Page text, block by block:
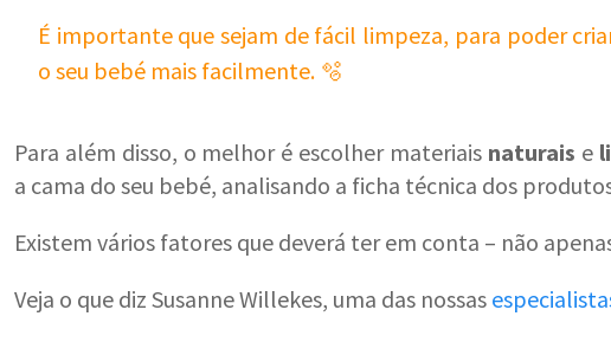
É importante que sejam de fácil limpeza, para poder
o seu bebé mais facilmente. 🫧
Para além disso, o melhor é escolher materiais naturais e
a cama do seu bebé, analisando a ficha técnica dos
Existem vários fatores que deverá ter em conta – não
Veja o que diz Susanne Willekes, uma das nossas